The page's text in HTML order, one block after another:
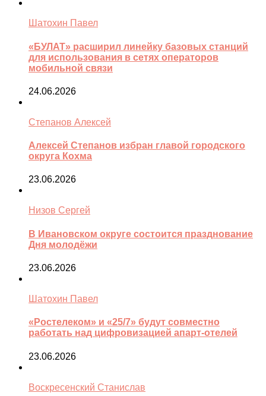
Шатохин Павел
«БУЛАТ» расширил линейку базовых станций
для использования в сетях операторов
мобильной связи
24.06.2026
Степанов Алексей
Алексей Степанов избран главой городского
округа Кохма
23.06.2026
Низов Сергей
В Ивановском округе состоится празднование
Дня молодёжи
23.06.2026
Шатохин Павел
«Ростелеком» и «25/7» будут совместно
работать над цифровизацией апарт-отелей
23.06.2026
Воскресенский Станислав